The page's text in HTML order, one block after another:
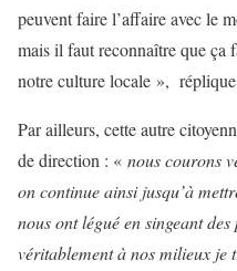
peuvent faire l’affaire avec le
mais il faut reconnaître que ça
notre culture locale »,
Par ailleurs, cette autre
de direction : « nous courons
on continue ainsi jusqu’à
nous ont légué en singeant
véritablement à nos milieux je